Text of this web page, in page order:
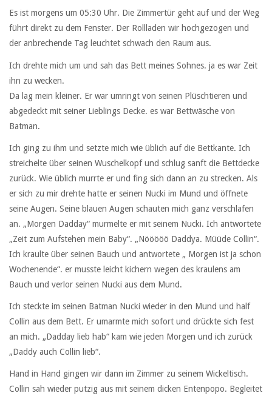
Es ist morgens um 05:30 Uhr. Die Zimmertür geht auf und der Weg
führt direkt zu dem Fenster. Der Rollladen wir hochgezogen und
der anbrechende Tag leuchtet schwach den Raum aus.
Ich drehte mich um und sah das Bett meines Sohnes. ja es war Zeit
ihn zu wecken.
Da lag mein kleiner. Er war umringt von seinen Plüschtieren und
abgedeckt mit seiner Lieblings Decke. es war Bettwäsche von
Batman.
Ich ging zu ihm und setzte mich wie üblich auf die Bettkante. Ich
streichelte über seinen Wuschelkopf und schlug sanft die Bettdecke
zurück. Wie üblich murrte er und fing sich dann an zu strecken. Als
er sich zu mir drehte hatte er seinen Nucki im Mund und öffnete
seine Augen. Seine blauen Augen schauten mich ganz verschlafen
an. „Morgen Dadday“ murmelte er mit seinem Nucki. Ich antwortete
„Zeit zum Aufstehen mein Baby“. „Nööööö Daddya. Müüde Collin“.
Ich kraulte über seinen Bauch und antwortete „ Morgen ist ja schon
Wochenende“. er musste leicht kichern wegen des kraulens am
Bauch und verlor seinen Nucki aus dem Mund.
Ich steckte im seinen Batman Nucki wieder in den Mund und half
Collin aus dem Bett. Er umarmte mich sofort und drückte sich fest
an mich. „Dadday lieb hab“ kam wie jeden Morgen und ich zurück
„Daddy auch Collin lieb“.
Hand in Hand gingen wir dann im Zimmer zu seinem Wickeltisch.
Collin sah wieder putzig aus mit seinem dicken Entenpopo. Begleitet